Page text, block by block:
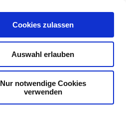
Cookies zulassen
Auswahl erlauben
Nur notwendige Cookies
verwenden
teachSam-
Deutsch-
Politik